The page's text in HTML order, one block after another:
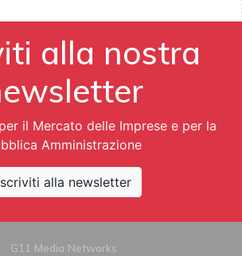
alla nostra
il Mercato delle Imprese e per la
Amministrazione
alla newsletter
G11 Media Networks